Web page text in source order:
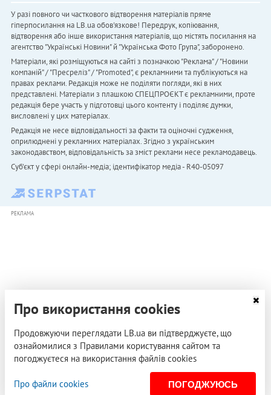
У разі повного чи часткового відтворення матеріалів пряме
гіперпосилання на LB.ua обов'язкове! Передрук, копіювання,
відтворення або інше використання матеріалів, що містять посилання на
агентство "Українськi Новини" й "Українська Фото Група", заборонено.
Матеріали, які розміщуються на сайті з позначкою "Реклама" / "Новини
компаній" / "Пресреліз" / "Promoted", є рекламними та публікуються на
правах реклами. Редакція може не поділяти погляди, які в них
представлені. Матеріали з плашкою СПЕЦПРОЄКТ є рекламними, проте
редакція бере участь у підготовці цього контенту і поділяє думки,
висловлені у цих матеріалах.
Редакція не несе відповідальності за факти та оціночні судження,
оприлюднені у рекламних матеріалах. Згідно з українським
законодавством, відповідальність за зміст реклами несе рекламодавець.
Cуб'єкт у сфері онлайн-медіа; ідентифікатор медіа - R40-05097
РЕКЛАМА
Про використання cookies
Продовжуючи переглядати LB.ua ви підтверджуєте, що
ознайомилися з Правилами користування сайтом та
погоджуєтеся на використання файлів cookies
Про файли cookies ПОГОДЖУЮСЬ